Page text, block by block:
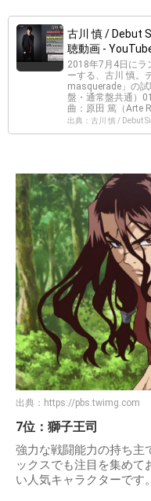
古川 慎 / Debut
聴動画 -
2018年7月4日にラ
ーする、古川 慎。
masquerade」の
盤・通常盤共通）
曲：原田 篤（Arte
出典：古川 慎 / Debut
出典： https://pbs.twimg.com
7位：獅子王司
強力な戦闘能力の持ち主
ックスでも注目を集めて
い人気キャラクターです。